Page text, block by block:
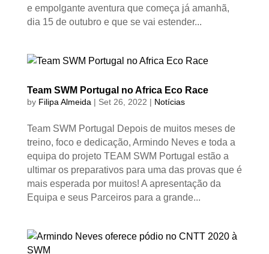
e empolgante aventura que começa já amanhã,
dia 15 de outubro e que se vai estender...
Team SWM Portugal no Africa Eco Race
by Filipa Almeida | Set 26, 2022 | Notícias
Team SWM Portugal Depois de muitos meses de
treino, foco e dedicação, Armindo Neves e toda a
equipa do projeto TEAM SWM Portugal estão a
ultimar os preparativos para uma das provas que é
mais esperada por muitos! A apresentação da
Equipa e seus Parceiros para a grande...